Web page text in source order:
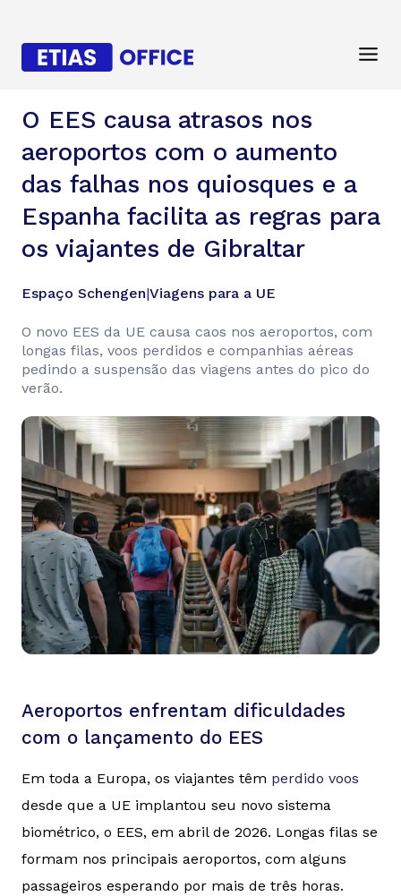
O EES causa atrasos nos
aeroportos com o aumento
das falhas nos quiosques e a
Espanha facilita as regras para
os viajantes de Gibraltar
Espaço Schengen|Viagens para a UE
O novo EES da UE causa caos nos aeroportos, com
longas filas, voos perdidos e companhias aéreas
pedindo a suspensão das viagens antes do pico do
verão.
Aeroportos enfrentam dificuldades
com o lançamento do EES
Em toda a Europa, os viajantes têm perdido voos
desde que a UE implantou seu novo sistema
biométrico, o EES, em abril de 2026. Longas filas se
formam nos principais aeroportos, com alguns
passageiros esperando por mais de três horas.